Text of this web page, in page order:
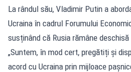
La rândul său, Vladimir Putin a
Ucraina în cadrul Forumului
susținând că Rusia rămâne
„Suntem, în mod cert, pregătiți și
acord cu Ucraina prin mijloace